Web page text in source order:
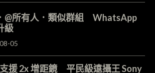
@所有人．類似群組 WhatsApp
級
05
援 2x 增距鏡 平民級遠攝王 Sony